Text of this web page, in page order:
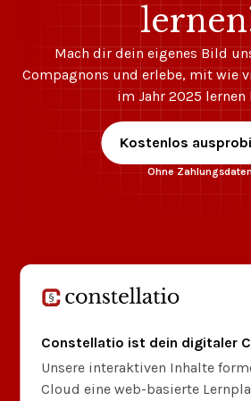
Mach dir dein eigenes Bild
Compagnons und erlebe, mit wie
im Jahr 2025 lernen
Kostenlos
Ohne
Constellatio ist dein digitaler
Unsere interaktiven Inhalte
Cloud eine web-basierte